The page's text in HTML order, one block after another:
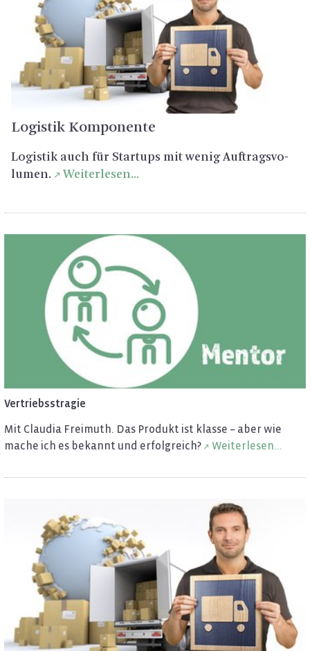
Lo­gis­tik Kom­po­nen­te
Lo­gis­tik auch für Star­tups mit wenig Auf­trags­vo­
lu­men.
Wei­ter­le­sen...
Ver­triebss­tra­gie
Mit Clau­dia Frei­muth. Das Pro­dukt ist klas­se – aber wie
mache ich es be­kannt und er­folg­reich?
Wei­ter­le­sen...